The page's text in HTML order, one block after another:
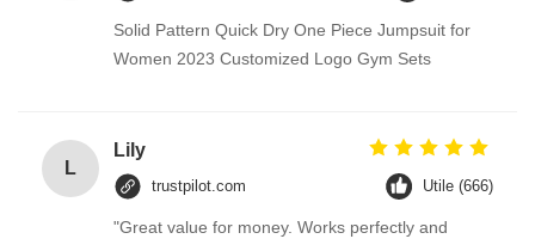
Solid Pattern Quick Dry One Piece Jumpsuit for
Women 2023 Customized Logo Gym Sets
L
Lily
trustpilot.com Utile (666)
"Great value for money. Works perfectly and